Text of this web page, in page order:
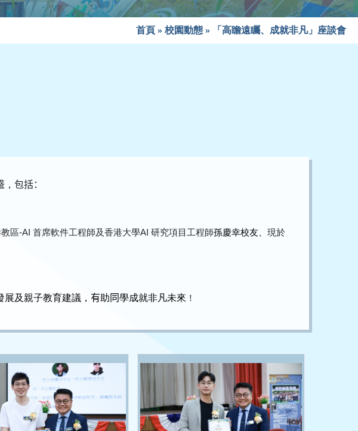
首頁 » 校園動態 » 「高瞻遠矚、成就非凡」座談會
，包括：
區-AI首席軟件工程師及香港大學AI研究項目工程師孫慶幸校友、現於
展及親子教育建議，有助 同學成就非凡未來 ！